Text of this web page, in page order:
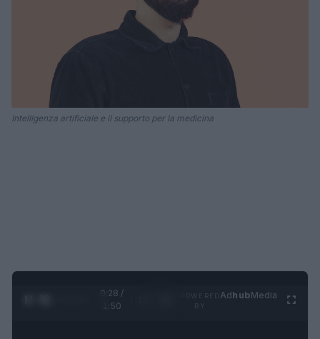
Intelligenza artificiale e il supporto per la medicina
0:30 /
1:50
AdhubMedia